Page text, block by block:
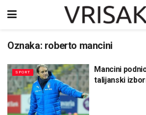
Oznaka: roberto mancini
SPORT
Mancini
talijanski